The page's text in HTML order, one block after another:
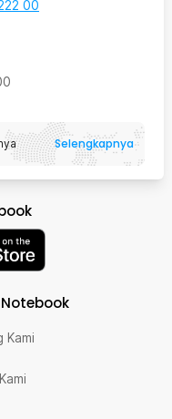
00
Selengkapnya
Kami